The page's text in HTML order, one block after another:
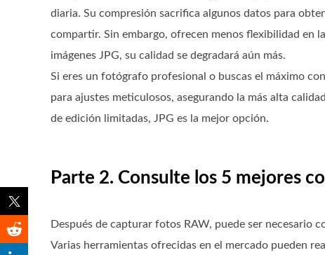
diaria. Su compresión sacrifica algunos datos para
compartir. Sin embargo, ofrecen menos flexibilidad en
imágenes JPG, su calidad se degradará aún más.
Si eres un fotógrafo profesional o buscas el máximo
para ajustes meticulosos, asegurando la más alta
de edición limitadas, JPG es la mejor opción.
Parte 2. Consulte los 5 mejores
Después de capturar fotos RAW, puede ser necesario
Varias herramientas ofrecidas en el mercado pueden